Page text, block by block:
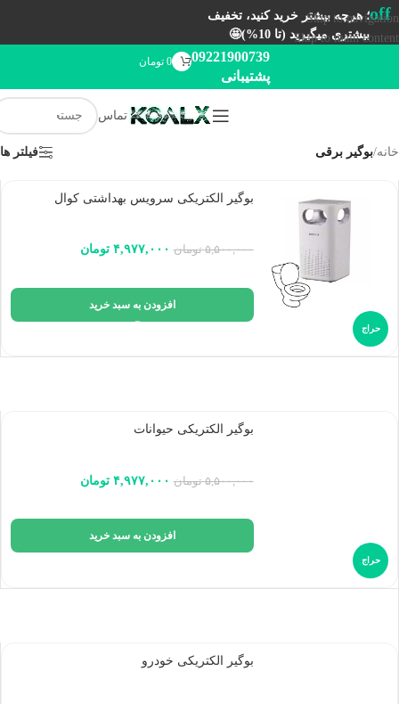
Skip to navigation
Skip to main content
off؛ هرچه بیشتر خرید کنید، تخفیف
بیشتری میگیرید (تا 10%)🤩
09221900739
پشتیبانی
0 تومان
تماس
خانه/بوگیر برقی فیلتر ها
حراج
بوگیر الکتریکی سرویس بهداشتی کوال
۵,۵۰۰,۰۰۰ تومان ۴,۹۷۷,۰۰۰ تومان
افزودن به سبد خرید
حراج
بوگیر الکتریکی حیوانات
۵,۵۰۰,۰۰۰ تومان ۴,۹۷۷,۰۰۰ تومان
افزودن به سبد خرید
بوگیر الکتریکی خودرو